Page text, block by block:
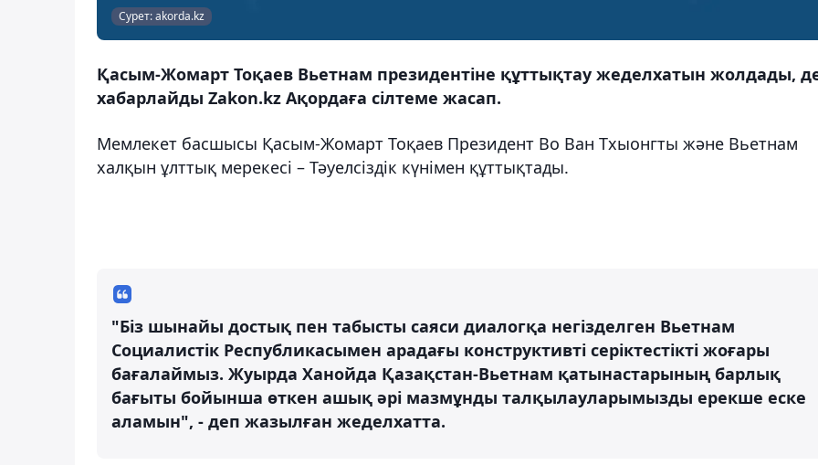
Сурет: akorda.kz
Қасым-Жомарт Тоқаев Вьетнам президентіне құттықтау жеделхатын жолдады,
хабарлайды Zakon.kz Ақордаға сілтеме жасап.
Мемлекет басшысы Қасым-Жомарт Тоқаев Президент Во Ван Тхыонгты және Вьетнам
халқын ұлттық мерекесі – Тәуелсіздік күнімен құттықтады.
"Біз шынайы достық пен табысты саяси диалогқа негізделген Вьетнам
Социалистік Республикасымен арадағы конструктивті серіктестікті жоғары
бағалаймыз. Жуырда Ханойда Қазақстан-Вьетнам қатынастарының барлық
бағыты бойынша өткен ашық әрі мазмұнды талқылауларымызды ерекше еске
аламын", - деп жазылған жеделхатта.